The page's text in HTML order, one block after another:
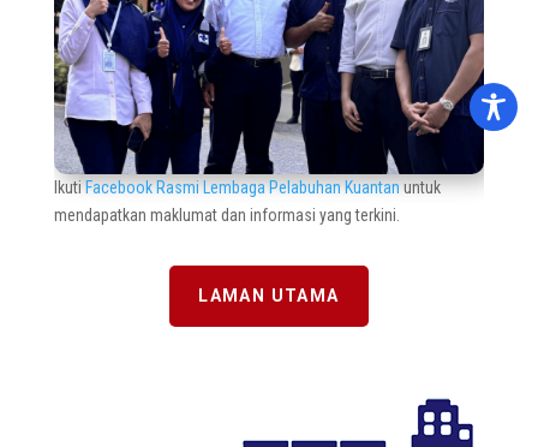
IkutiFacebook Rasmi Lembaga Pelabuhan Kuantanuntuk
mendapatkan maklumat dan informasi yang terkini.
LAMAN UTAMA